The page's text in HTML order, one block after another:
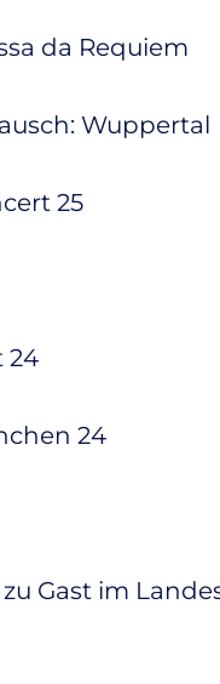
da Requiem
Wuppertal
25
24
24
Gast im